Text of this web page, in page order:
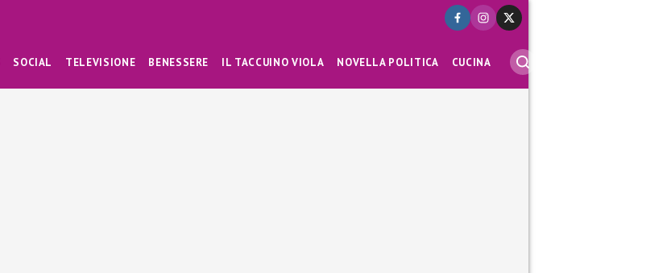
SOCIAL TELEVISIONE BENESSERE IL TACCUINO VIOLA NOVELLA POLITICA CUCINA